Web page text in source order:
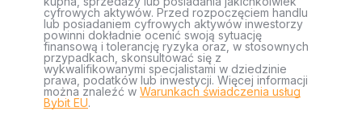
cyfrowych aktywów. Przed rozpoczęciem handlu
lub posiadaniem cyfrowych aktywów inwestorzy
powinni dokładnie ocenić swoją sytuację
finansową i tolerancję ryzyka oraz, w stosownych
przypadkach, skonsultować się z
wykwalifikowanymi specjalistami w dziedzinie
prawa, podatków lub inwestycji. Więcej informacji
można znaleźć w Warunkach świadczenia usług
Bybit EU.